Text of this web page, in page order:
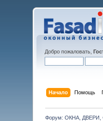
Добро пожаловать,
Начало Помощь
Форум: ОКНА, ДВЕРИ,